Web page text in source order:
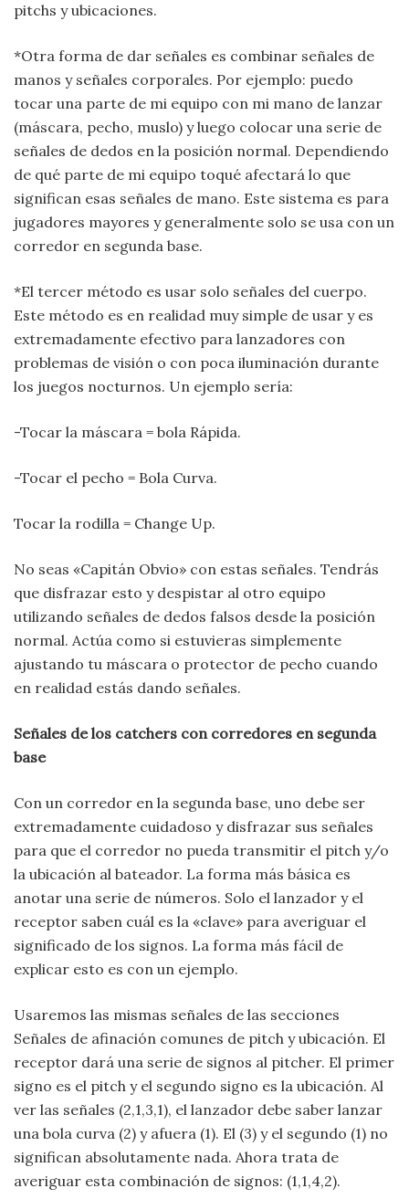
pitchs y ubicaciones.
*Otra forma de dar señales es combinar señales de
manos y señales corporales. Por ejemplo: puedo
tocar una parte de mi equipo con mi mano de lanzar
(máscara, pecho, muslo) y luego colocar una serie de
señales de dedos en la posición normal. Dependiendo
de qué parte de mi equipo toqué afectará lo que
significan esas señales de mano. Este sistema es para
jugadores mayores y generalmente solo se usa con un
corredor en segunda base.
*El tercer método es usar solo señales del cuerpo.
Este método es en realidad muy simple de usar y es
extremadamente efectivo para lanzadores con
problemas de visión o con poca iluminación durante
los juegos nocturnos. Un ejemplo sería:
-Tocar la máscara = bola Rápida.
-Tocar el pecho = Bola Curva.
Tocar la rodilla = Change Up.
No seas «Capitán Obvio» con estas señales. Tendrás
que disfrazar esto y despistar al otro equipo
utilizando señales de dedos falsos desde la posición
normal. Actúa como si estuvieras simplemente
ajustando tu máscara o protector de pecho cuando
en realidad estás dando señales.
Señales de los catchers con corredores en segunda
base
Con un corredor en la segunda base, uno debe ser
extremadamente cuidadoso y disfrazar sus señales
para que el corredor no pueda transmitir el pitch y/o
la ubicación al bateador. La forma más básica es
anotar una serie de números. Solo el lanzador y el
receptor saben cuál es la «clave» para averiguar el
significado de los signos. La forma más fácil de
explicar esto es con un ejemplo.
Usaremos las mismas señales de las secciones
Señales de afinación comunes de pitch y ubicación. El
receptor dará una serie de signos al pitcher. El primer
signo es el pitch y el segundo signo es la ubicación. Al
ver las señales (2,1,3,1), el lanzador debe saber lanzar
una bola curva (2) y afuera (1). El (3) y el segundo (1) no
significan absolutamente nada. Ahora trata de
averiguar esta combinación de signos: (1,1,4,2).